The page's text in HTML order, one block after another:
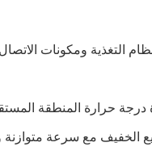
التغذية ومكونات
درجة حرارة المنطقة